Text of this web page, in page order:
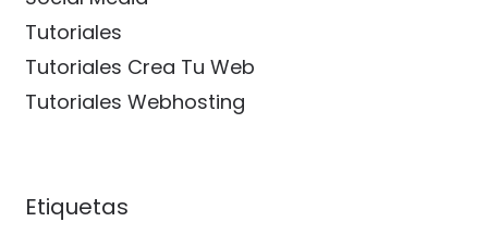
Tutoriales
Tutoriales Crea Tu Web
Tutoriales Webhosting
Etiquetas